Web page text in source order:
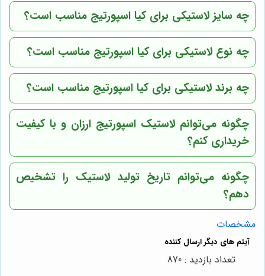
چه سایز لاستیکی برای کیا اسپورتیج مناسب است؟
چه نوع لاستیکی برای کیا اسپورتیج مناسب است؟
چه برند لاستیکی برای کیا اسپورتیج مناسب است؟
چگونه می‌توانم لاستیک اسپورتیج ارزان و با کیفیت
خریداری کنم؟
چگونه می‌توانم تاریخ تولید لاستیک را تشخیص
دهم؟
مشخصات
تعداد بازدید : 870